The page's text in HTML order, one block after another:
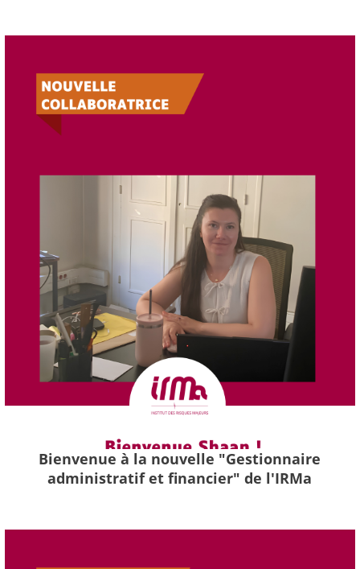
Bienvenue à la nouvelle "Gestionnaire
administratif et financier" de l'IRMa